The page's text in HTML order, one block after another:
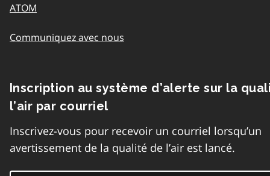
ATOM
Communiquez avec nous
Inscription au système d’alerte sur la
l’air par courriel
Inscrivez-vous pour recevoir un courriel lorsqu’un
avertissement de la qualité de l’air est lancé.